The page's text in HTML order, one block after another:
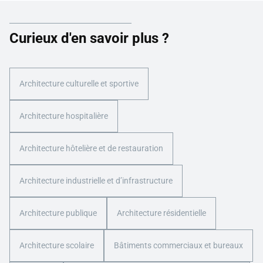
Curieux d'en savoir plus ?
Architecture culturelle et sportive
Architecture hospitalière
Architecture hôtelière et de restauration
Architecture industrielle et d’infrastructure
Architecture publique Architecture résidentielle
Architecture scolaire Bâtiments commerciaux et bureaux